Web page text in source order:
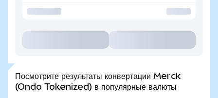
Посмотрите результаты конвертации Merck
(Ondo Tokenized) в популярные валюты